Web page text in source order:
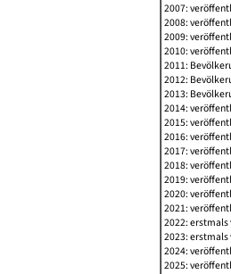
2007:
2008:
2009:
2010:
2011:
2012:
2013:
2014:
2015:
2016:
2017:
2018:
2019:
2020:
2021:
2022:
2023:
2024:
2025: